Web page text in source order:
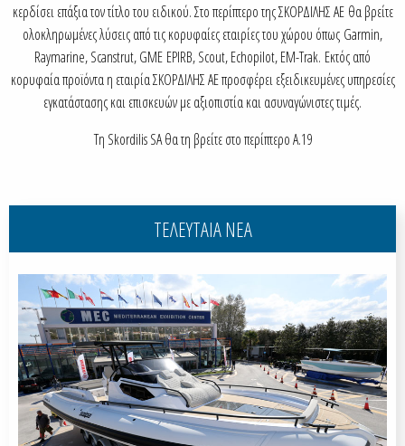
κερδίσει επάξια τον τίτλο του ειδικού. Στο περίπτερο της ΣΚΟΡΔΙΛΗΣ ΑΕ θα βρείτε
ολοκληρωμένες λύσεις από τις κορυφαίες εταιρίες του χώρου όπως Garmin,
Raymarine, Scanstrut, GME EPIRB, Scout, Echopilot, EM-Trak. Εκτός από
κορυφαία προϊόντα η εταιρία ΣΚΟΡΔΙΛΗΣ ΑΕ προσφέρει εξειδικευμένες υπηρεσίες
εγκατάστασης και επισκευών με αξιοπιστία και ασυναγώνιστες τιμές.
Τη Skordilis SA θα τη βρείτε στο περίπτερο A.19
ΤΕΛΕΥΤΑΙΑ ΝΕΑ